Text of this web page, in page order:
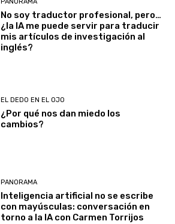
No soy traductor profesional, pero…
¿la IA me puede servir para traducir
mis artículos de investigación al
inglés?
EL DEDO EN EL OJO
¿Por qué nos dan miedo los
cambios?
PANORAMA
Inteligencia artificial no se escribe
con mayúsculas: conversación en
torno a la IA con Carmen Torrijos